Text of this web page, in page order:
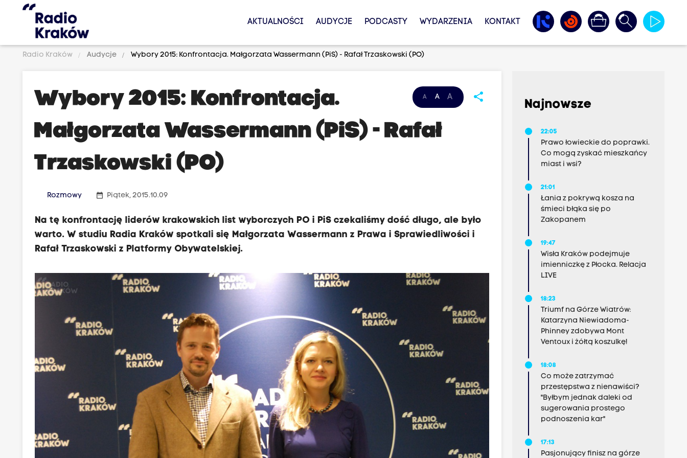
AKTUALNOŚCI AUDYCJE PODCASTY WYDARZENIA KONTAKT
Radio Kraków Audycje Wybory 2015: Konfrontacja. Małgorzata Wassermann (PiS) - Rafał Trzaskowski (PO)
A A A share
Wybory 2015: Konfrontacja.
Małgorzata Wassermann (PiS) - Rafał
Trzaskowski (PO)
Rozmowy date_range Piątek, 2015.10.09
Na tę konfrontację liderów krakowskich list wyborczych PO i PiS czekaliśmy dość długo, ale było
warto. W studiu Radia Kraków spotkali się Małgorzata Wassermann z Prawa i Sprawiedliwości i
Rafał Trzaskowski z Platformy Obywatelskiej.
Najnowsze
22:05
Prawo łowieckie do poprawki.
Co mogą zyskać mieszkańcy
miast i wsi?
21:01
Łania z pokrywą kosza na
śmieci błąka się po
Zakopanem
19:47
Wisła Kraków podejmuje
imienniczkę z Płocka. Relacja
LIVE
18:23
Triumf na Górze Wiatrów:
Katarzyna Niewiadoma-
Phinney zdobywa Mont
Ventoux i żółtą koszulkę!
18:08
Co może zatrzymać
przestępstwa z nienawiści?
"Byłbym jednak daleki od
sugerowania prostego
podnoszenia kar"
17:13
Pasjonujący finisz na górze